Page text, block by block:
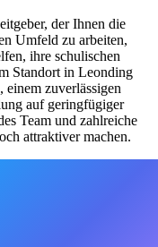
der Ihnen die
Umfeld zu arbeiten,
ihre schulischen
Standort in Leonding
zuverlässigen
auf geringfügiger
Team und zahlreiche
attraktiver machen.